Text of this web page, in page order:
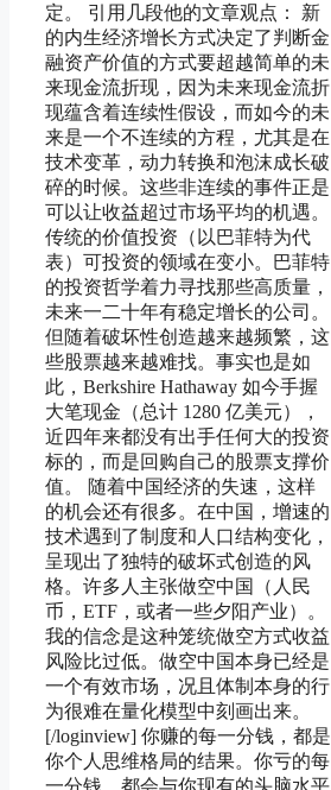
定。 引用几段他的文章观点： 新
的内生经济增长方式决定了判断金
融资产价值的方式要超越简单的未
来现金流折现，因为未来现金流折
现蕴含着连续性假设，而如今的未
来是一个不连续的方程，尤其是在
技术变革，动力转换和泡沫成长破
碎的时候。这些非连续的事件正是
可以让收益超过市场平均的机遇。
传统的价值投资（以巴菲特为代
表）可投资的领域在变小。巴菲特
的投资哲学着力寻找那些高质量，
未来一二十年有稳定增长的公司。
但随着破坏性创造越来越频繁，这
些股票越来越难找。事实也是如
此，Berkshire Hathaway 如今手握
大笔现金（总计 1280 亿美元），
近四年来都没有出手任何大的投资
标的，而是回购自己的股票支撑价
值。 随着中国经济的失速，这样
的机会还有很多。在中国，增速的
技术遇到了制度和人口结构变化，
呈现出了独特的破坏式创造的风
格。许多人主张做空中国（人民
币，ETF，或者一些夕阳产业）。
我的信念是这种笼统做空方式收益
风险比过低。做空中国本身已经是
一个有效市场，况且体制本身的行
为很难在量化模型中刻画出来。
[/loginview] 你赚的每一分钱，都是
你个人思维格局的结果。你亏的每
一分钱，都会与你现有的头脑水平